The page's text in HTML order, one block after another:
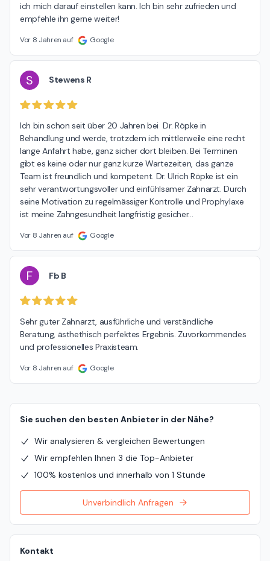
ich mich darauf einstellen kann. Ich bin sehr zufrieden und
empfehle ihn gerne weiter!
Vor 8 Jahren auf Google
S Stewens R
Ich bin schon seit über 20 Jahren bei  Dr. Röpke in
Behandlung und werde, trotzdem ich mittlerweile eine recht
lange Anfahrt habe, ganz sicher dort bleiben. Bei Terminen
gibt es keine oder nur ganz kurze Wartezeiten, das ganze
Team ist freundlich und kompetent. Dr. Ulrich Röpke ist ein
sehr verantwortungsvoller und einfühlsamer Zahnarzt. Durch
seine Motivation zu regelmässiger Kontrolle und Prophylaxe
ist meine Zahngesundheit langfristig gesicher…
Vor 8 Jahren auf Google
F Fb B
Sehr guter Zahnarzt, ausführliche und verständliche
Beratung, ästhethisch perfektes Ergebnis. Zuvorkommendes
und professionelles Praxisteam.
Vor 8 Jahren auf Google
Sie suchen den besten Anbieter in der Nähe?
Wir analysieren & vergleichen Bewertungen
Wir empfehlen Ihnen 3 die Top-Anbieter
100% kostenlos und innerhalb von 1 Stunde
Unverbindlich Anfragen
Kontakt